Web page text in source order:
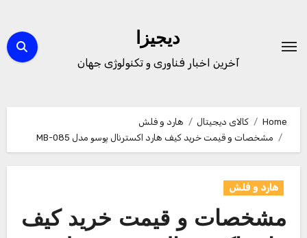
content
دیجیزا
آخرین اخبار فناوری و تکنولوژی جهان
Home کالای دیجیتال
هارد و فلش
مشخصات و قیمت خرید کیف هارد اکسترنال پوسو مدل MB-085
هارد و فلش
مشخصات و قیمت خرید کیف